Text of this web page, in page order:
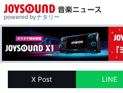
powered byナタリー
X Post LINE